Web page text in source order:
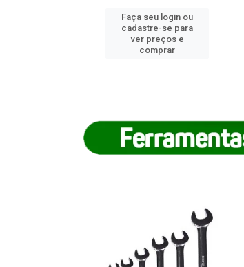
Faça seu login ou
cadastre-se para
ver preços e
comprar